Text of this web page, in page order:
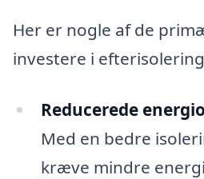
Her er nogle af de
investere i
Reducerede
Med en bedre
kræve mindre